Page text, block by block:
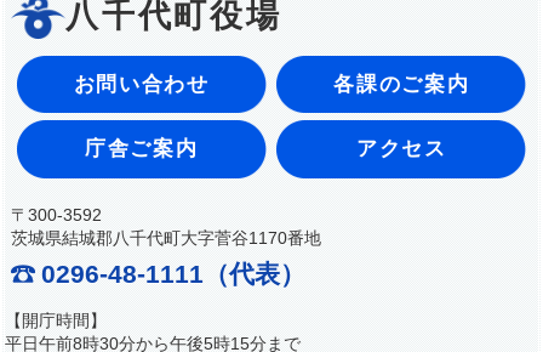
八千代町役場
お問い合わせ 各課のご案内
庁舎ご案内 アクセス
〒300-3592
茨城県結城郡八千代町大字菅谷1170番地
0296-48-1111（代表）
【開庁時間】
平日午前8時30分から午後5時15分まで